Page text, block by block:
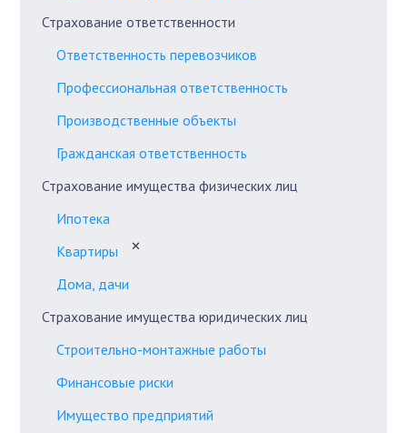
Страхование ответственности
Ответственность перевозчиков
Профессиональная ответственность
Производственные объекты
Гражданская ответственность
Страхование имущества физических лиц
Ипотека
Квартиры
✕
Дома, дачи
Страхование имущества юридических лиц
Строительно-монтажные работы
Финансовые риски
Имущество предприятий